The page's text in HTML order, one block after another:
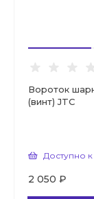
Вороток
(винт) JTC
Доступно к
2 050 ₽